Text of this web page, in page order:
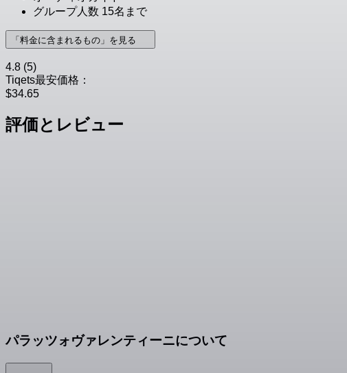
グループ人数 15名まで
「料金に含まれるもの」を見る
4.8 (5)
Tiqets最安価格：
$34.65
評価とレビュー
パラッツォヴァレンティーニについて